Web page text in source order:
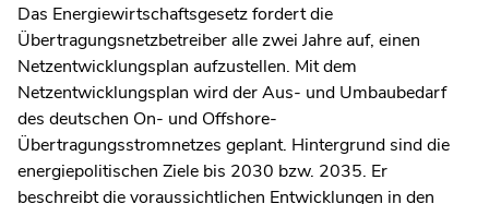
Das Energiewirtschaftsgesetz fordert die
Übertragungsnetzbetreiber alle zwei Jahre auf, einen
Netzentwicklungsplan aufzustellen. Mit dem
Netzentwicklungsplan wird der Aus- und Umbaubedarf
des deutschen On- und Offshore-
Übertragungsstromnetzes geplant. Hintergrund sind die
energiepolitischen Ziele bis 2030 bzw. 2035. Er
beschreibt die voraussichtlichen Entwicklungen in den